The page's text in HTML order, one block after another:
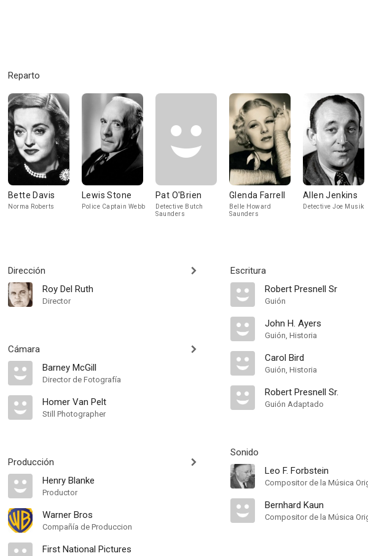
Reparto
Bette Davis
Norma Roberts
Lewis Stone
Police Captain Webb
Pat O'Brien
Detective Butch
Saunders
Glenda Farrell
Belle Howard
Saunders
Allen Jenkins
Detective Joe Musik
Dirección
Roy Del Ruth
Director
Cámara
Barney McGill
Director de Fotografía
Homer Van Pelt
Still Photographer
Producción
Henry Blanke
Productor
Warner Bros
Compañía de Produccion
First National Pictures
Escritura
Robert Presnell Sr
Guión
John H. Ayers
Guión, Historia
Carol Bird
Guión, Historia
Robert Presnell Sr.
Guión Adaptado
Sonido
Leo F. Forbstein
Compositor de la Música
Bernhard Kaun
Compositor de la Música